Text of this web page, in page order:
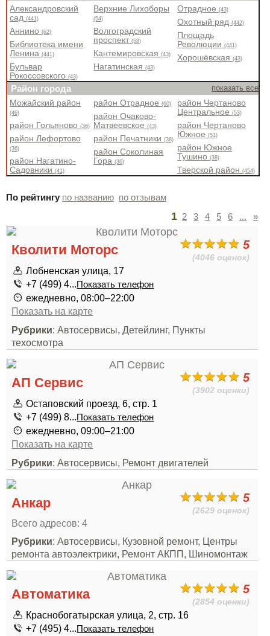
Александровский
сад(441)
Аннино(62)
Библиотека имени
Ленина(441)
Бульвар
Рокоссовского(43)
Верхние Лихоборы
(54)
Волгоградский
проспект(58)
Кантемировская(43)
Нагатинская(43)
Отрадное(43)
Охотный ряд(442)
Площадь
Революции(441)
Хорошёвская(43)
Район города показать все
Можайский район
(46)
район Гольяново(36)
район Лефортово
(36)
район Нагатино-
Садовники(41)
район Отрадное(60)
район Очаково-
Матвеевское(43)
район Печатники(38)
район Соколиная
Гора(36)
район Чертаново
Центральное(53)
район Чертаново
Южное(51)
район Южное
Тушино(38)
Тверской район(454)
По рейтингу по названию по отзывам
1 2 3 4 5 6 ... »
5
(4046 оценок)
Кволити Моторс
Лобненская улица, 17
+7 (499) 4...Показать телефон
ежедневно, 08:00–22:00
Показать на карте
Рубрики: Автосервисы, Детейлинг, Пункты
техосмотра
5
(3902 оценки)
АП Сервис
Остаповский проезд, 6, стр. 1
+7 (499) 8...Показать телефон
ежедневно, 09:00–21:00
Показать на карте
Рубрики: Автосервисы, Ремонт двигателей
5
(2629 оценок)
Анкар
Всего адресов: 4
Рубрики: Автосервисы, Кузовной ремонт, Центры
ремонта автоэлектрики, Ремонт АКПП, Шиномонтаж
5
(2854 оценки)
Автоматика
Краснобогатырская улица, 2, стр. 16
+7 (495) 4...Показать телефон